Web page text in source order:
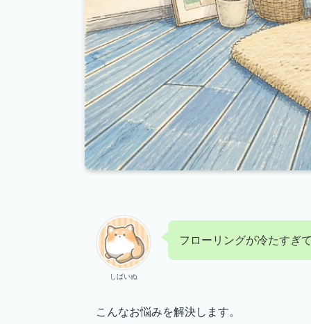
しばいぬ
フローリングが冷たすぎ
こんなお悩みを解決します。